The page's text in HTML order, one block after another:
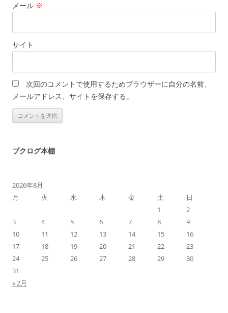
メール ※
サイト
次回のコメントで使用するためブラウザーに自分の名前、
メールアドレス、サイトを保存する。
ブクログ本棚
2026年8月
月
火 水 木 金 土
日
1
2
3
4 5 6 7 8
9
10
11 12 13 14 15
16
17
18 19 20 21 22
23
24
25 26 27 28 29
30
31
« 2月